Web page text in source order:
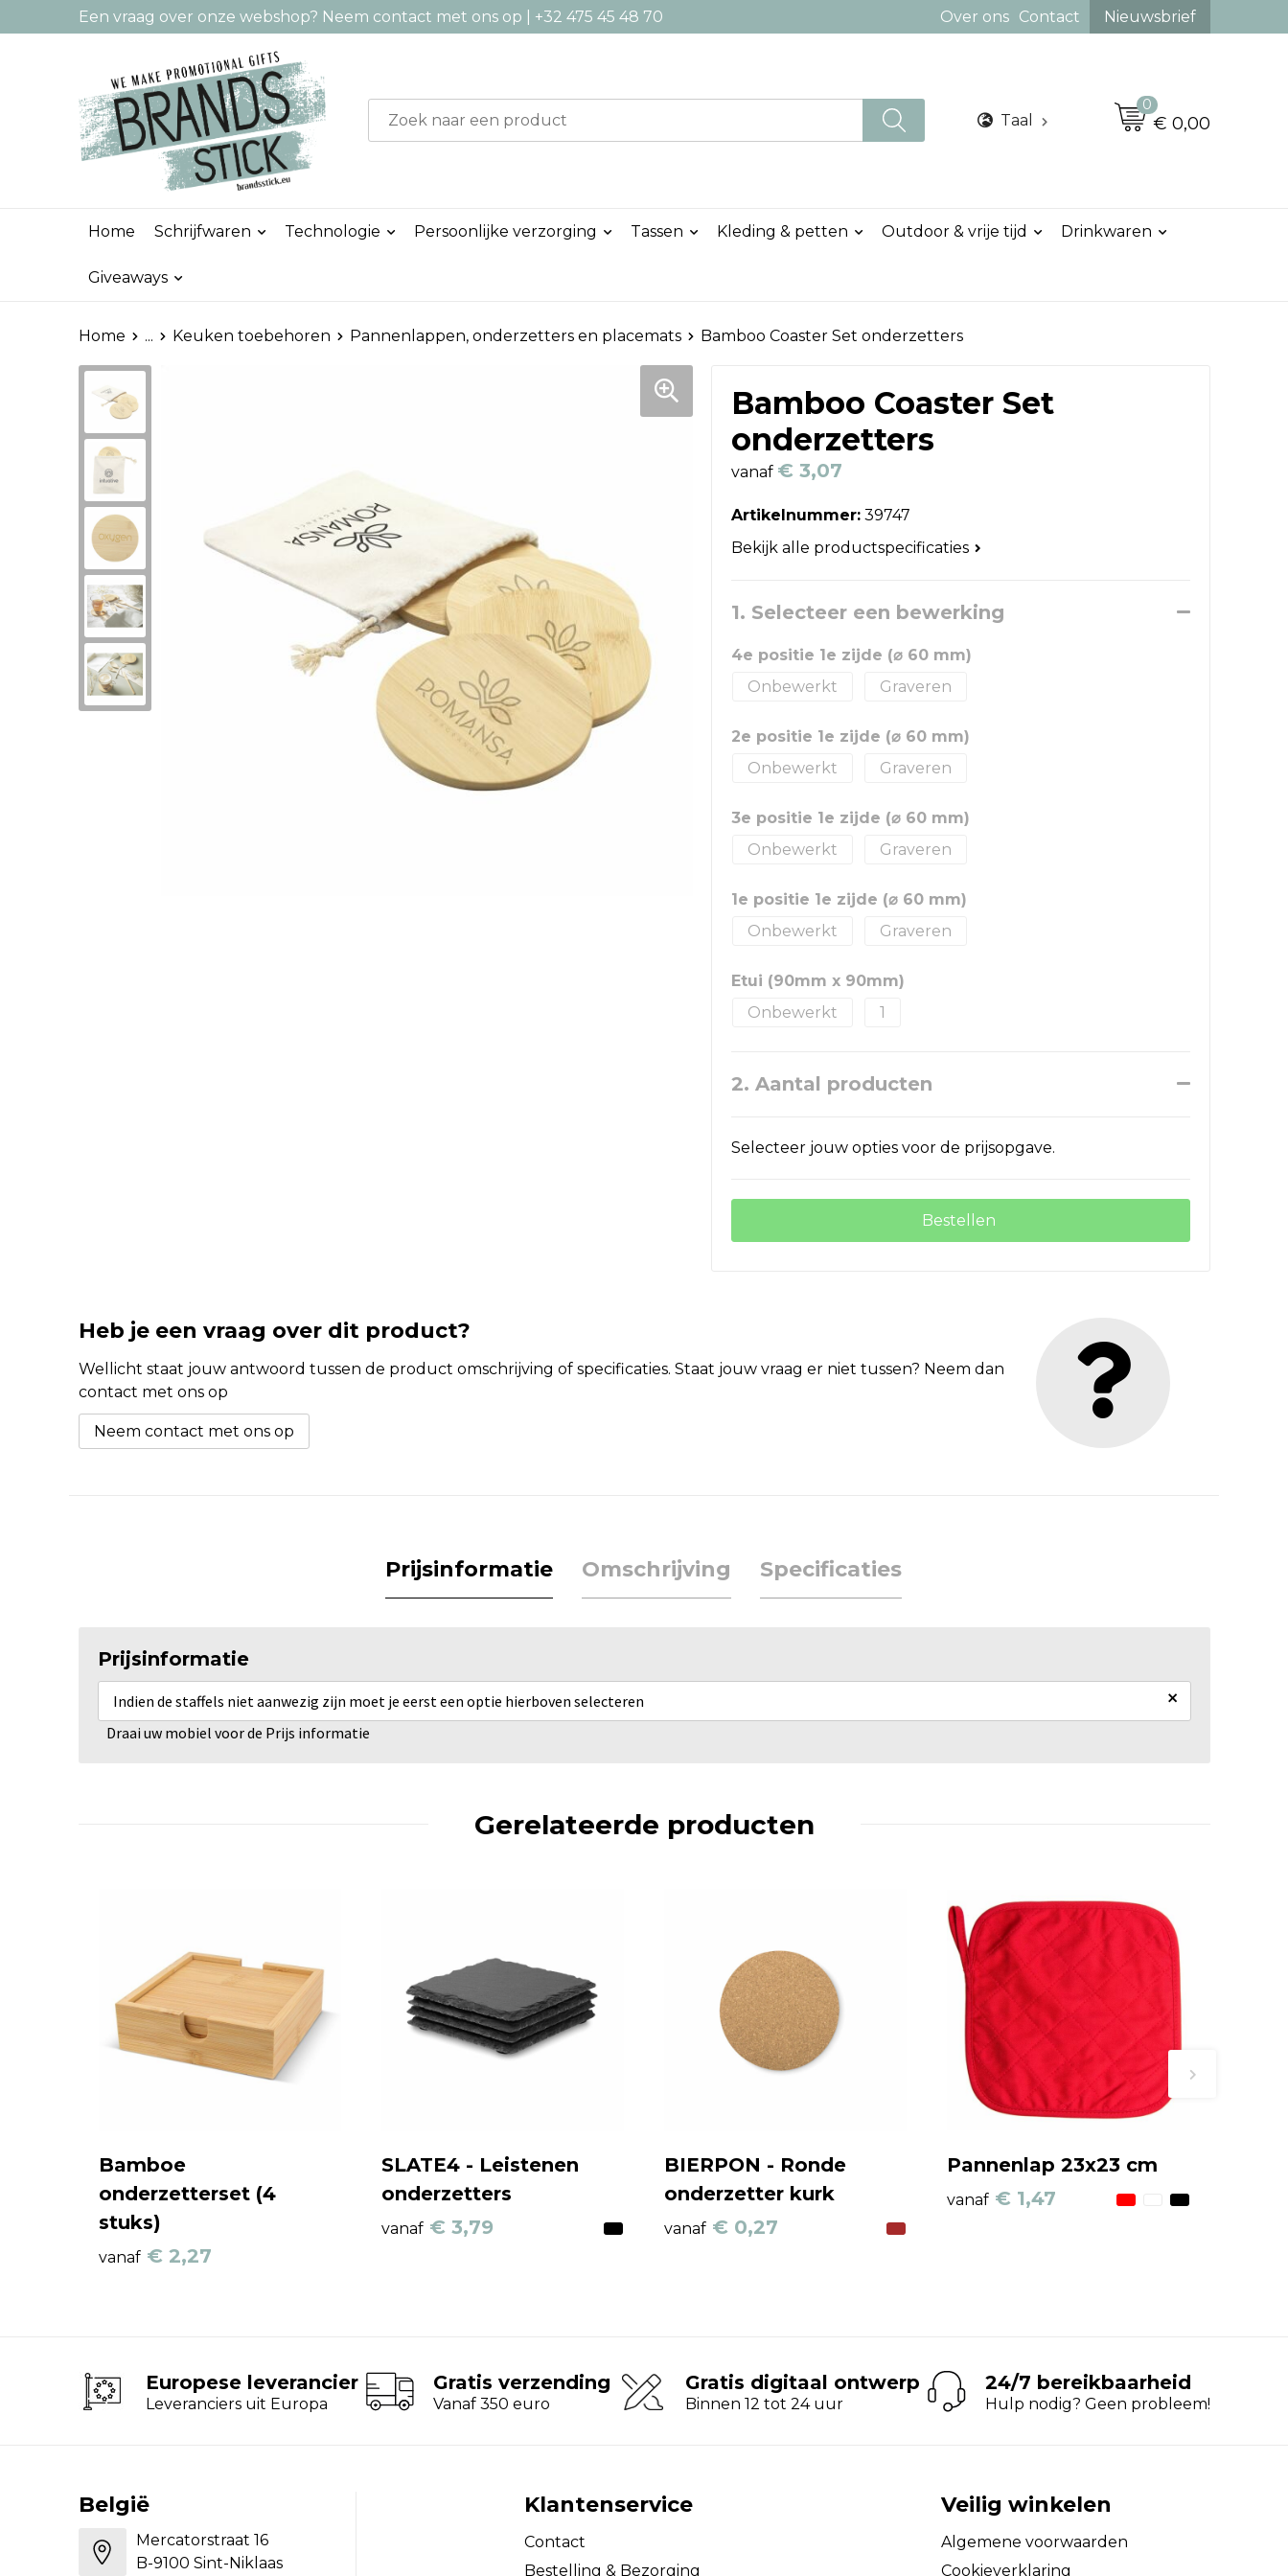
Een vraag over onze webshop? Neem contact met ons op | +32 475 45 48 70 Over ons Contact Nieuwsbrief
Taal
0
€ 0,00
Home Schrijfwaren Technologie Persoonlijke verzorging Tassen Kleding & petten Outdoor & vrije tijd Drinkwaren
Giveaways
Home ... Keuken toebehoren Pannenlappen, onderzetters en placemats Bamboo Coaster Set onderzetters
Bamboo Coaster Set
onderzetters
vanaf € 3,07
Artikelnummer: 39747
Bekijk alle productspecificaties
1. Selecteer een bewerking
4e positie 1e zijde (⌀ 60 mm)
Onbewerkt
Graveren
2e positie 1e zijde (⌀ 60 mm)
Onbewerkt
Graveren
3e positie 1e zijde (⌀ 60 mm)
Onbewerkt
Graveren
1e positie 1e zijde (⌀ 60 mm)
Onbewerkt
Graveren
Etui (90mm x 90mm)
Onbewerkt
1
2. Aantal producten
Selecteer jouw opties voor de prijsopgave.
Bestellen
Heb je een vraag over dit product?
Wellicht staat jouw antwoord tussen de product omschrijving of specificaties. Staat jouw vraag er niet tussen? Neem dan
contact met ons op
Neem contact met ons op
Prijsinformatie Omschrijving Specificaties
Prijsinformatie
Indien de staffels niet aanwezig zijn moet je eerst een optie hierboven selecteren ×
Draai uw mobiel voor de Prijs informatie
Gerelateerde producten
Bamboe
onderzetterset (4
stuks)
vanaf € 2,27
SLATE4 - Leistenen
onderzetters
vanaf € 3,79
BIERPON - Ronde
onderzetter kurk
vanaf € 0,27
Pannenlap 23x23 cm
vanaf € 1,47
Europese leverancier
Leveranciers uit Europa
Gratis verzending
Vanaf 350 euro
Gratis digitaal ontwerp
Binnen 12 tot 24 uur
24/7 bereikbaarheid
Hulp nodig? Geen probleem!
België
Mercatorstraat 16
B-9100 Sint-Niklaas
Klantenservice
Contact
Bestelling & Bezorging
Veilig winkelen
Algemene voorwaarden
Cookieverklaring